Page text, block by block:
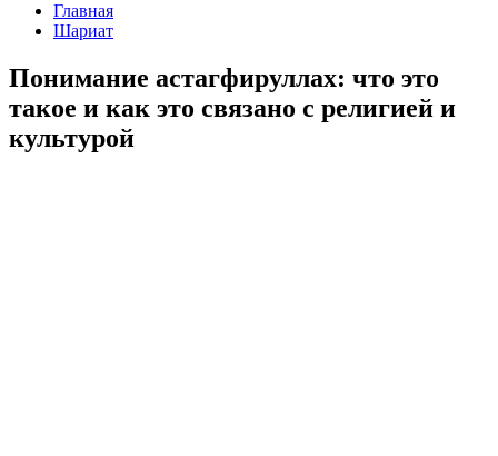
Главная
Шариат
Понимание астагфируллах: что это
такое и как это связано с религией и
культурой